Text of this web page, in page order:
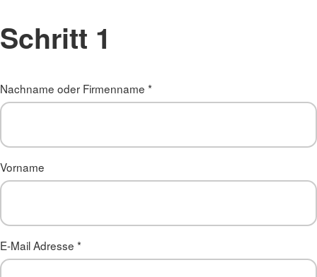
Schritt 1
Nachname oder Firmenname *
Vorname
E-Mail Adresse *